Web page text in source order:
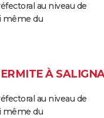
au niveau de
même du
À
au niveau de
même du